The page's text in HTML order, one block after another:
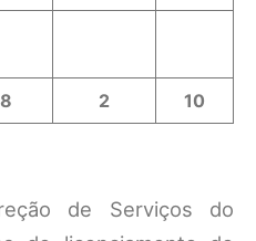
8 2 10
de Serviços do